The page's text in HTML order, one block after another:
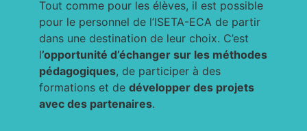
Tout comme pour les élèves, il est possible
pour le personnel de l’ISETA-ECA de partir
dans une destination de leur choix. C’est
l’opportunité d’échanger sur les méthodes
pédagogiques, de participer à des
formations et dedévelopper des projets
avec des partenaires.